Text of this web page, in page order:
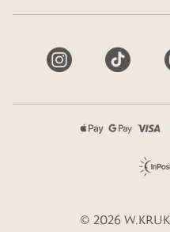
© 2026 W.KRUK